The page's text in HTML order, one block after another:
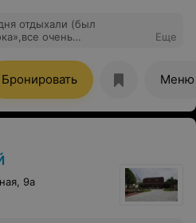
отдыхали (был
очень
и Анастасии. Весь
и Ольга):смотрели
еды)и было
уровню официантов,
и сейчас,мы все
без внимания наш
труд официантов!!Так
кухне данного
Еще
Бронировать Меню
9а